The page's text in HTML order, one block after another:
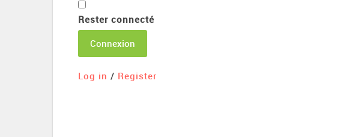
Rester connecté
Connexion
Log in / Register